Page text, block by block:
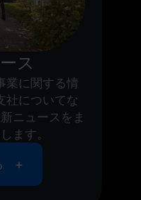
ス
業に関する情
社についてな
ニュースをま
ます。